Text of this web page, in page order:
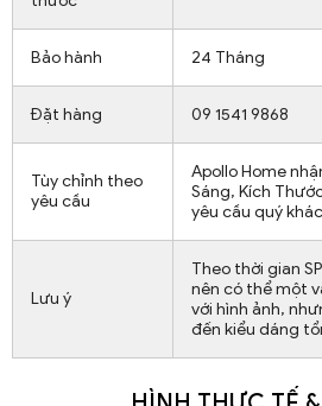
Bảo hành 24 Tháng
Đặt hàng 09 1541 9868
Tùy chỉnh theo
yêu cầu
Apollo Home
Sáng, Kích
yêu cầu quý
Lưu ý
Theo thời gian
nên có thể một
với hình ảnh,
đến kiểu dáng